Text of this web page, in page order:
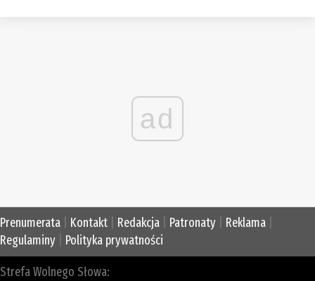
ad
Prenumerata Kontakt Redakcja Patronaty Reklama
Regulaminy
Polityka prywatności
Strefa Wolnego Słowa: